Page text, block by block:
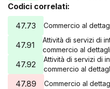
Codici correlati:
47.73
Commercio al
47.91
Attività di servizi di
commercio al
47.92
Attività di servizi di
commercio al
47.89 Commercio al